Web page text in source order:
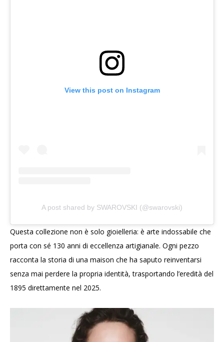
View this post on Instagram
A post shared by SWAROVSKI (@swarovski)
Questa collezione non è solo gioielleria: è arte indossabile che
porta con sé 130 anni di eccellenza artigianale. Ogni pezzo
racconta la storia di una maison che ha saputo reinventarsi
senza mai perdere la propria identità, trasportando l’eredità del
1895 direttamente nel 2025.